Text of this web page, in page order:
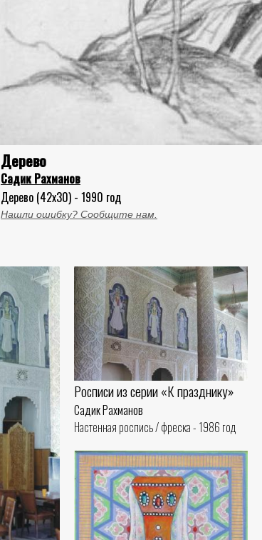
Дерево
Садик Рахманов
Дерево (42x30) - 1990 год
Нашли ошибку? Сообщите нам.
Росписи из серии «К празднику»
Садик Рахманов
Настенная роспись / фреска - 1986 год